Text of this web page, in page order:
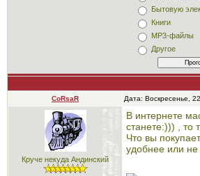
Бытовую
Книги
MP3-файлы
Другое
CoRsaR Дата: Воскресенье,
Круче некуда Андинский
В интернете
станете:))) , то
Что вы
удобнее или